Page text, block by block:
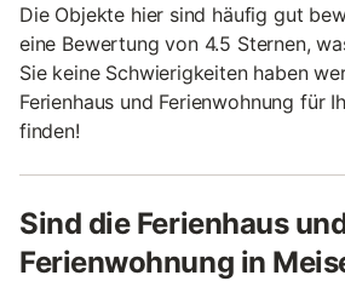
Die Objekte hier sind häufig gut
eine Bewertung von 4.5 Sternen,
Sie keine Schwierigkeiten haben
Ferienhaus und Ferienwohnung für
finden!
Sind die Ferienhaus
Ferienwohnung in